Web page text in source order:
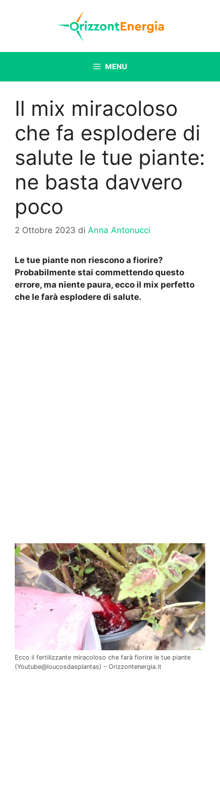
MENU
Il mix miracoloso
che fa esplodere di
salute le tue piante:
ne basta davvero
poco
2 Ottobre 2023 di Anna Antonucci
Le tue piante non riescono a fiorire?
Probabilmente stai commettendo questo
errore, ma niente paura, ecco il mix perfetto
che le farà esplodere di salute.
Ecco il fertilizzante miracoloso che farà fiorire le tue piante
(Youtube@loucosdasplantas) – Orizzontenergia.it